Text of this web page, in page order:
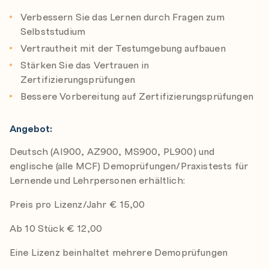
Verbessern Sie das Lernen durch Fragen zum
Selbststudium
Vertrautheit mit der Testumgebung aufbauen
Stärken Sie das Vertrauen in
Zertifizierungsprüfungen
Bessere Vorbereitung auf Zertifizierungsprüfungen
Angebot:
Deutsch (AI900, AZ900, MS900, PL900) und
englische (alle MCF) Demoprüfungen/Praxistests für
Lernende und Lehrpersonen erhältlich:
Preis pro Lizenz/Jahr € 15,00
Ab 10 Stück € 12,00
Eine Lizenz beinhaltet mehrere Demoprüfungen